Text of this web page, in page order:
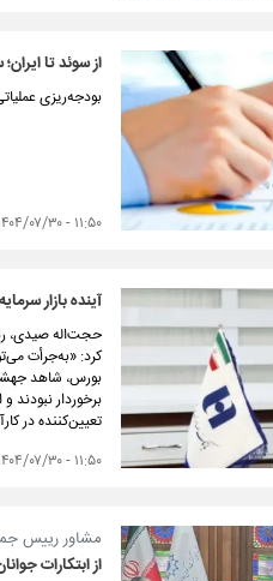
از سوئد تا
بودجه‌ریزی
۱۱:۵۰ - ۱۴۰۴/۰۷/۳۰
آینده بازار
حجت‌اله صیدی،
کرد: «به‌جرأت
بورس، شاهد جهشی
برخوردار نبودند
تعیین‌کننده در
۱۱:۵۰ - ۱۴۰۴/۰۷/۳۰
مشاور رییس
از ابتکارات